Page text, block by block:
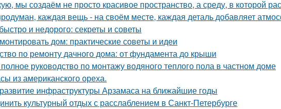
мы создаём не просто красивое пространство, а среду, в которой
каждая вещь - на своём месте, каждая деталь добавляет
и недорого: секреты и советы
дом: практические советы и идеи
по ремонту дачного дома: от фундамента до крыши
руководство по монтажу водяного теплого пола в частном доме
из американского ореха.
инфраструктуры Арзамаса на ближайшие годы
культурный отдых с расслаблением в Санкт-Петербурге